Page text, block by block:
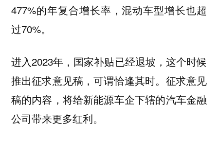
477%的年复合增长率，混动车型增长也超
过70%。
进入2023年，国家补贴已经退坡，这个时候
推出征求意见稿，可谓恰逢其时。征求意见
稿的内容，将给新能源车企下辖的汽车金融
公司带来更多红利。